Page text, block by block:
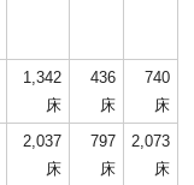
1,342
床
436
床
740
床
2,037
床
797
床
2,073
床